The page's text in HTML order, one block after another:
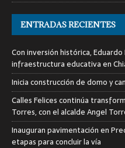
ENTRADAS RECIENTES
Con inversión histórica,
infraestructura educativa en
Inicia construcción de domo y
Calles Felices continúa
Torres, con el alcalde Angel
Inauguran pavimentación en
etapas para concluir la vía